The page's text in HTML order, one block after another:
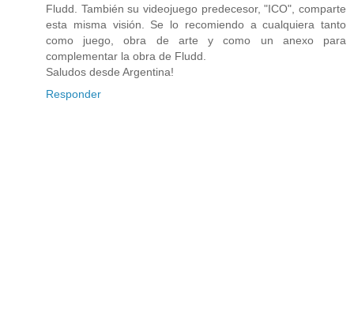
Fludd. También su videojuego predecesor, "ICO", comparte
esta misma visión. Se lo recomiendo a cualquiera tanto
como juego, obra de arte y como un anexo para
complementar la obra de Fludd.
Saludos desde Argentina!
Responder